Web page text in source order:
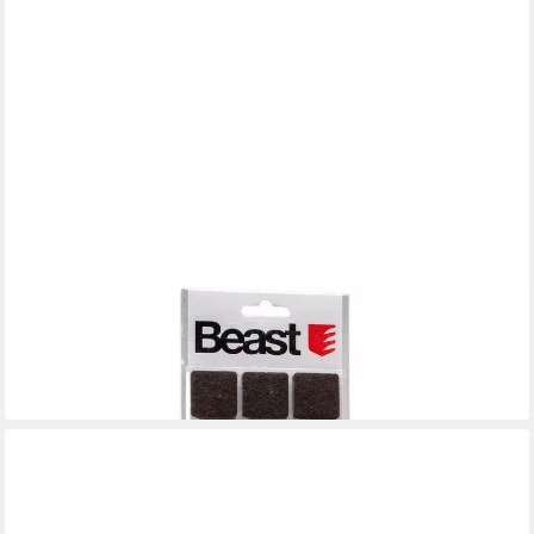
Möbelfuß 24 selbstklebende Filzgleiter 28x28mm schwarz